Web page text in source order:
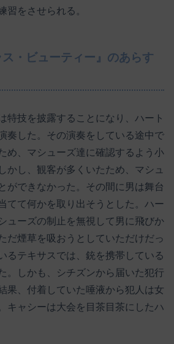
習をさせられる。
・ビューティー』のあらす
特技を披露することになり、ハート
奏した。その演奏をしている途中で
め、マシューズ達に確認するよう小
かし、観客が多くいたため、マシュ
ができなかった。その間に男は舞台
てて何かを取り出そうとした。ハー
ューズの制止を無視して男に飛びか
だ煙草を吸おうとしていただけだっ
るテキサスでは、銃を携帯している
。しかも、シチズンから届いた犯行
果、付着していた唾液から犯人は女
キャシーは大会を目茶目茶にしたハ